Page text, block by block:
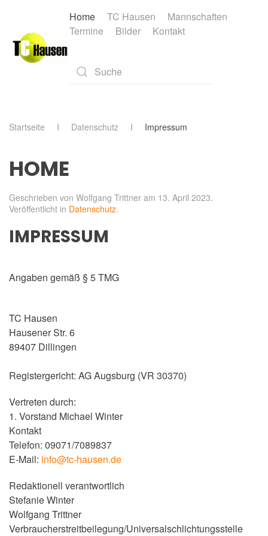
Skip to main content
Home TC Hausen
Mannschaften
Termine
Bilder Kontakt
Startseite Datenschutz Impressum
HOME
Geschrieben von Wolfgang Trittner am 13. April 2023.
Veröffentlicht in Datenschutz.
IMPRESSUM
Angaben gemäß § 5 TMG
TC Hausen
Hausener Str. 6
89407 Dillingen
Registergericht: AG Augsburg (VR 30370)
Vertreten durch:
1. Vorstand Michael Winter
Kontakt
Telefon: 09071/7089837
E-Mail: info@tc-hausen.de
Redaktionell verantwortlich
Stefanie Winter
Wolfgang Trittner
Verbraucherstreitbeilegung/Universalschlichtungsstelle